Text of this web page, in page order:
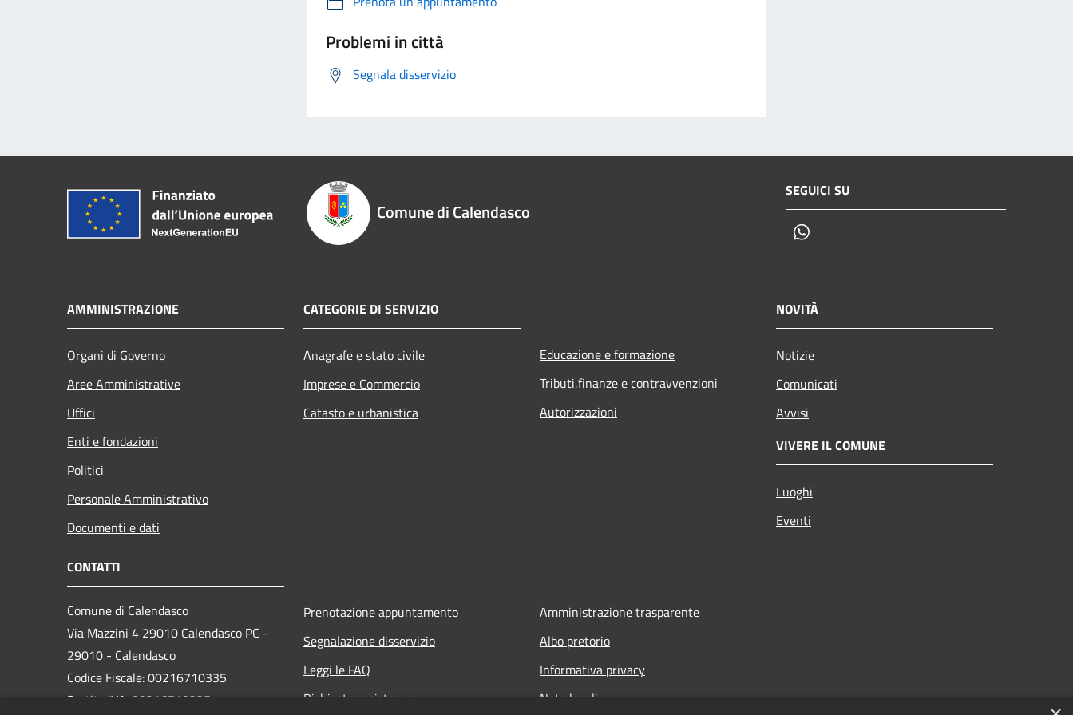
Problemi in città
Segnala disservizio
Comune di Calendasco
SEGUICI SU
AMMINISTRAZIONE
Organi di Governo
Aree Amministrative
Uffici
Enti e fondazioni
Politici
Personale Amministrativo
Documenti e dati
CATEGORIE DI SERVIZIO
Anagrafe e stato civile
Imprese e Commercio
Catasto e urbanistica
Educazione e formazione
Tributi,finanze e contravvenzioni
Autorizzazioni
NOVITÀ
Notizie
Comunicati
Avvisi
VIVERE IL COMUNE
Luoghi
Eventi
CONTATTI
Comune di Calendasco
Via Mazzini 4 29010 Calendasco PC -
29010 - Calendasco
Codice Fiscale: 00216710335
Partita IVA: 00216710335
Prenotazione appuntamento
Segnalazione disservizio
Leggi le FAQ
Richiesta assistenza
Amministrazione trasparente
Albo pretorio
Informativa privacy
Note legali